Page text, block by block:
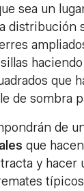
sea un
distribución
que
de sombra
de
que
y hacer